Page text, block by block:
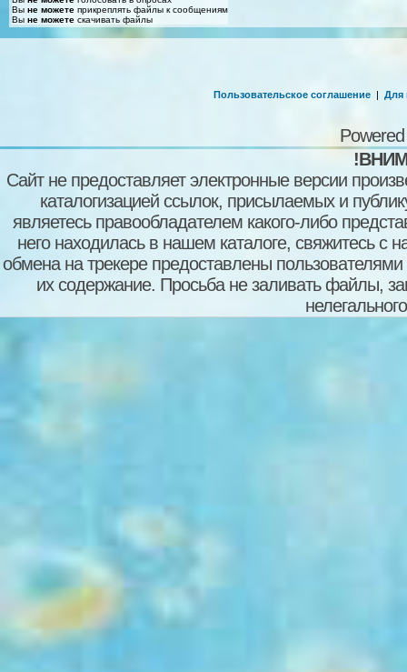
Вы не можете прикреплять файлы к сообщениям
Вы не можете скачивать файлы
Пользовательское соглашение | Для
Сайт не предоставляет электронные версии
каталогизацией ссылок, присылаемых и
являетесь правообладателем какого-либо
него находилась в нашем каталоге, свяжитесь
обмена на трекере предоставлены пользователями
их содержание. Просьба не заливать файлы,